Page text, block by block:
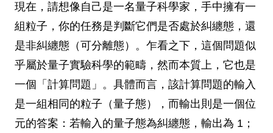
現在，請想像自己是一名量子科學家，手中擁有一
組粒子，你的任務是判斷它們是否處於糾纏態，還
是非糾纏態（可分離態）。乍看之下，這個問題似
乎屬於量子實驗科學的範疇，然而本質上，它也是
一個「計算問題」。具體而言，該計算問題的輸入
是一組相同的粒子（量子態），而輸出則是一個位
元的答案：若輸入的量子態為糾纏態，輸出為 1；